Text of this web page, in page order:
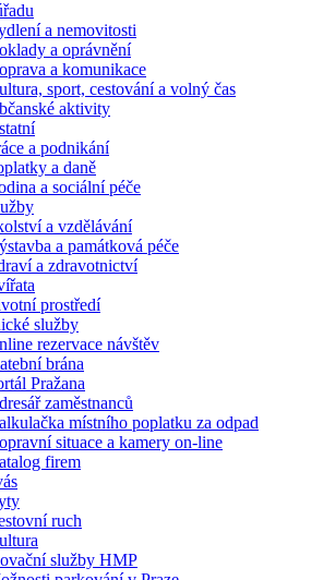
a nemovitosti
a oprávnění
a komunikace
sport, cestování a volný čas
aktivity
a podnikání
a daně
a sociální péče
a vzdělávání
a památková péče
a zdravotnictví
prostředí
služby
rezervace návštěv
brána
Pražana
zaměstnanců
místního poplatku za odpad
situace a kamery on-line
firem
ruch
služby HMP